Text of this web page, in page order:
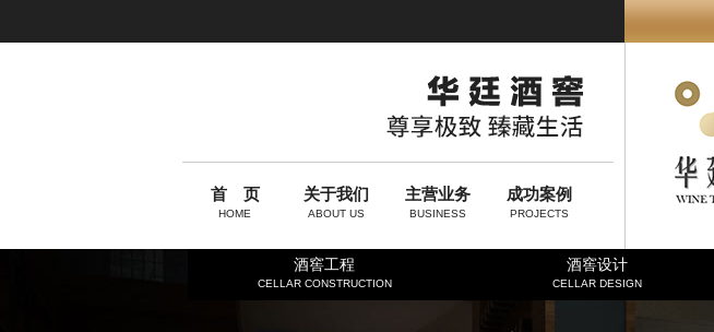
首 页
HOME
关于我们
ABOUT US
主营业务
BUSINESS
成功案例
PROJECTS
酒窖工程
CELLAR CONSTRUCTION
酒窖设计
CELLAR DESIGN